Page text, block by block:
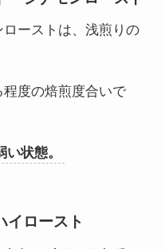
ーストは、浅煎りの
度の焙煎度合いで
状態。
イロースト